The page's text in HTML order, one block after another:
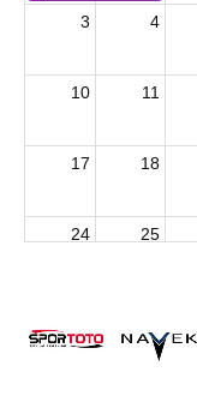
3 4
10 11
17 18
24 25